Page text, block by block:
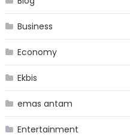
Business
Economy
Ekbis
emas antam
Entertainment